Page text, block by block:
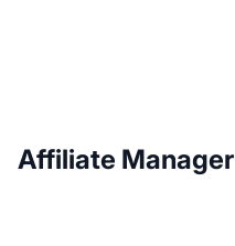
Affiliate Manager